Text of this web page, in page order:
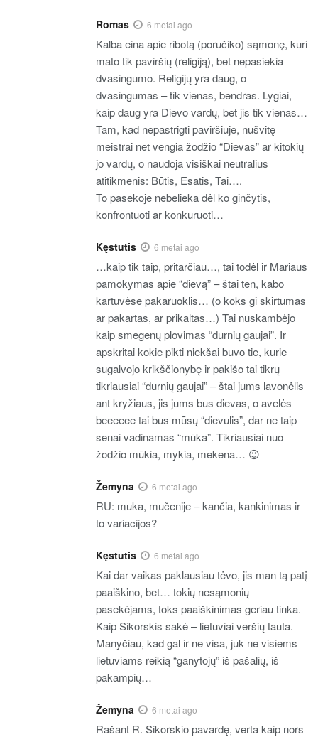
Romas 6 metai ago
Kalba eina apie ribotą (poručiko) sąmonę, kuri
mato tik paviršių (religiją), bet nepasiekia
dvasingumo. Religijų yra daug, o
dvasingumas – tik vienas, bendras. Lygiai,
kaip daug yra Dievo vardų, bet jis tik vienas…
Tam, kad nepastrigti paviršiuje, nušvitę
meistrai net vengia žodžio “Dievas” ar kitokių
jo vardų, o naudoja visiškai neutralius
atitikmenis: Būtis, Esatis, Tai….
To pasekoje nebelieka dėl ko ginčytis,
konfrontuoti ar konkuruoti…
Kęstutis 6 metai ago
…kaip tik taip, pritarčiau…, tai todėl ir Mariaus
pamokymas apie “dievą” – štai ten, kabo
kartuvėse pakaruoklis… (o koks gi skirtumas
ar pakartas, ar prikaltas…) Tai nuskambėjo
kaip smegenų plovimas “durnių gaujai”. Ir
apskritai kokie pikti niekšai buvo tie, kurie
sugalvojo krikščionybę ir pakišo tai tikrų
tikriausiai “durnių gaujai” – štai jums lavonėlis
ant kryžiaus, jis jums bus dievas, o avelės
beeeeee tai bus mūsų “dievulis”, dar ne taip
senai vadinamas “mūka”. Tikriausiai nuo
žodžio mūkia, mykia, mekena… 😉
Žemyna 6 metai ago
RU: muka, mučenije – kančia, kankinimas ir
to variacijos?
Kęstutis 6 metai ago
Kai dar vaikas paklausiau tėvo, jis man tą patį
paaiškino, bet… tokių nesąmonių
pasekėjams, toks paaiškinimas geriau tinka.
Kaip Sikorskis sakė – lietuviai veršių tauta.
Manyčiau, kad gal ir ne visa, juk ne visiems
lietuviams reikią “ganytojų” iš pašalių, iš
pakampių…
Žemyna 6 metai ago
Rašant R. Sikorskio pavardę, verta kaip nors